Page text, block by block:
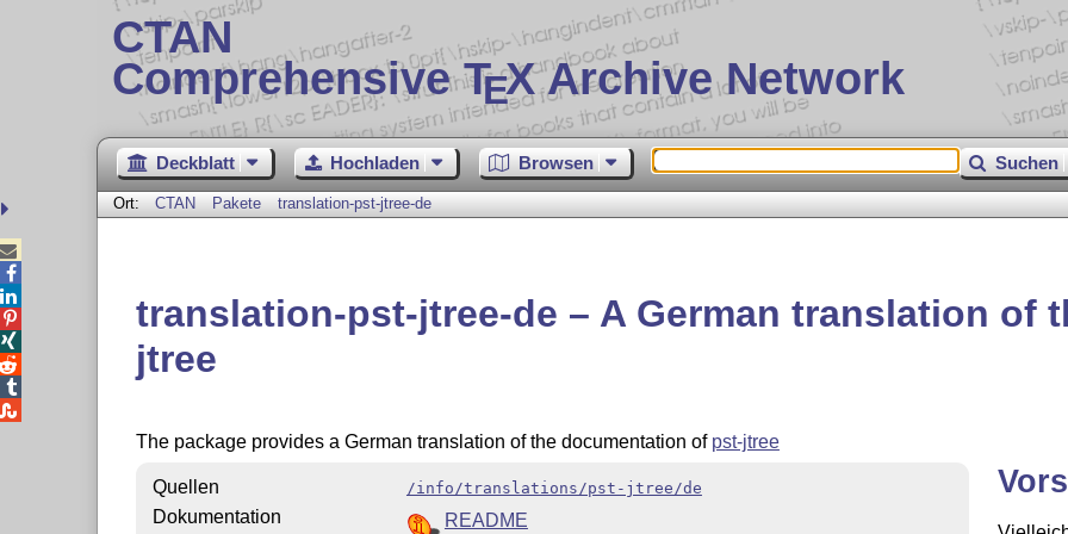
CTAN
Comprehensive TEX Archive Network
Deckblatt Hochladen Browsen Suchen
Ort: CTAN Pakete translation-pst-jtree-de
translation-pst-jtree-de – A German translation of
jtree
The package provides a German translation of the documentation of pst-jtree
Quellen /info/translations/pst-jtree/de
Dokumentation README




